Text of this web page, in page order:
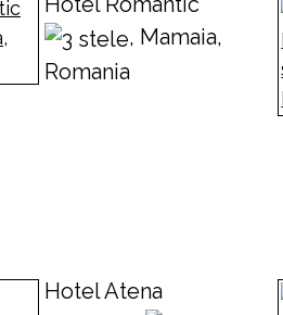
, Mamaia,
Romania
Hotel Atena